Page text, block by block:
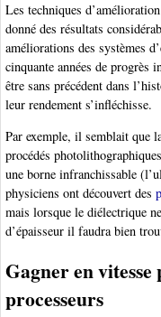
Les techniques
donné des résultats
améliorations des systèmes
cinquante années de progrès
être sans précédent dans
leur rendement s’infléchisse.
Par exemple, il semblait que
procédés
une borne infranchissable
physiciens ont découvert des
mais lorsque le diélectrique
d’épaisseur il faudra bien
Gagner en
processeurs